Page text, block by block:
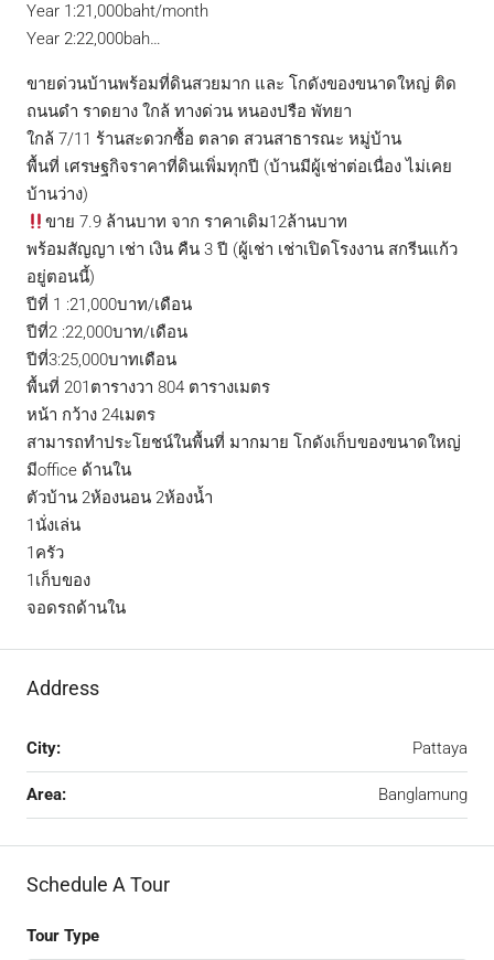
Year 1:21,000baht/month
Year 2:22,000bah…
ขายด่วนบ้านพร้อมที่ดินสวยมาก และ โกดังของขนาดใหญ่ ติด
ถนนดำ ราดยาง ใกล้ ทางด่วน หนองปรือ พัทยา
ใกล้ 7/11 ร้านสะดวกซื้อ ตลาด สวนสาธารณะ หมู่บ้าน
พื้นที่ เศรษฐกิจราคาที่ดินเพิ่มทุกปี (บ้านมีผู้เช่าต่อเนื่อง ไม่เคย
บ้านว่าง)
ขาย 7.9 ล้านบาท จาก ราคาเดิม12ล้านบาท
พร้อมสัญญา เช่า เงิน คืน 3 ปี (ผู้เช่า เช่าเปิดโรงงาน สกรีนแก้ว
อยู่ตอนนี้)
ปีที่ 1 :21,000บาท/เดือน
ปีที่2 :22,000บาท/เดือน
ปีที่3:25,000บาทเดือน
พื้นที่ 201ตารางวา 804 ตารางเมตร
หน้า กว้าง 24เมตร
สามารถทำประโยชน์ในพื้นที่ มากมาย โกดังเก็บของขนาดใหญ่
มีoffice ด้านใน
ตัวบ้าน 2ห้องนอน 2ห้องน้ำ
1นั่งเล่น
1ครัว
1เก็บของ
จอดรถด้านใน
Address
City: Pattaya
Area: Banglamung
Schedule A Tour
Tour Type